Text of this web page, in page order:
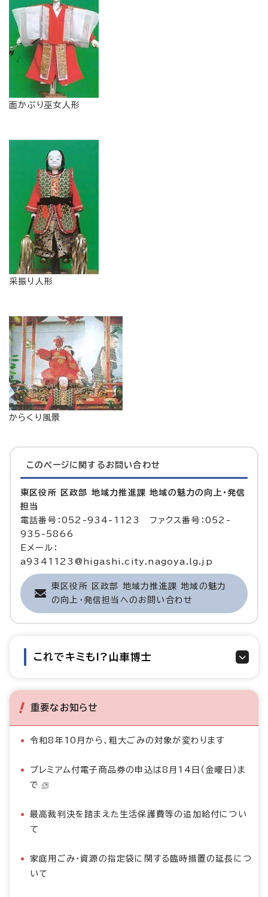
面かぶり巫女人形
采振り人形
からくり風景
このページに関する お問い合わせ
東区役所 区政部 地域力推進課 地域の魅力の向上・発信
担当
電話番号：052-934-1123 ファクス番号：052-
935-5866
Eメール：
a9341123@higashi.city.nagoya.lg.jp
東区役所 区政部 地域力推進課 地域の魅力
の向上・発信担当へのお問い合わせ
これでキミも!?山車博士
重要なお知らせ
令和8年10月から、粗大ごみの対象が変わります
プレミアム付電子商品券の申込は8月14日（金曜日）ま
で
最高裁判決を踏まえた生活保護費等の追加給付につい
て
家庭用ごみ・資源の指定袋に関する臨時措置の延長につ
いて